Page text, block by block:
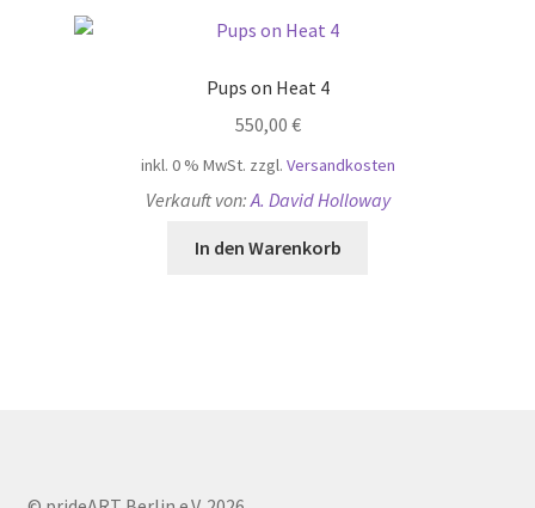
Pups on Heat 4
550,00 €
inkl. 0 % MwSt. zzgl. Versandkosten
Verkauft von: A. David Holloway
In den Warenkorb